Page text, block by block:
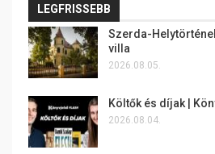
LEGFRISSEBB
Szerda-
villa
2026.08.05.
Költők és díjak |
2026.08.04.